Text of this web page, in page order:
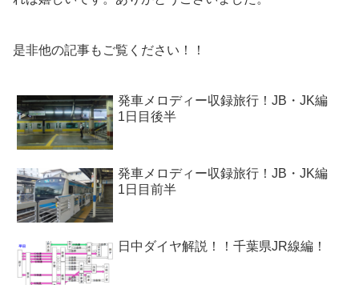
是非他の記事もご覧ください！！
発車メロディー収録旅行！JB・JK編
1日目後半
発車メロディー収録旅行！JB・JK編
1日目前半
日中ダイヤ解説！！千葉県JR線編！